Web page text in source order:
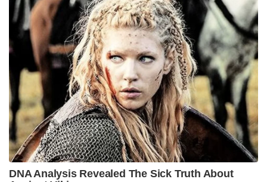
Tags: vayujith